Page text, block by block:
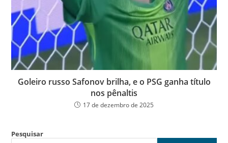
Goleiro russo Safonov brilha, e o PSG ganha título
nos pênaltis
17 de dezembro de 2025
Pesquisar